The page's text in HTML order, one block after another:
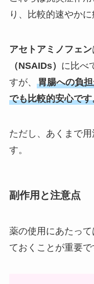
り、比較的速やかに
アセトアミノフェン
（NSAIDs） に比べ
すが、 胃腸への負
でも比較的安心です
ただし、あくまで
す。
副作用と注意点
薬の使用にあたっ
ておくことが重要で